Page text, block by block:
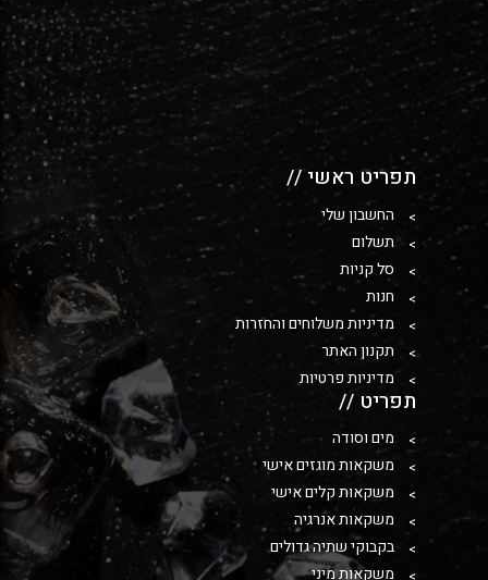
תפריט ראשי //
החשבון שלי
תשלום
סל קניות
חנות
מדיניות משלוחים והחזרות
תקנון האתר
מדיניות פרטיות
תפריט //
מים וסודה
משקאות מוגזים אישי
משקאות קלים אישי
משקאות אנרגיה
בקבוקי שתיה גדולים
משקאות מיני